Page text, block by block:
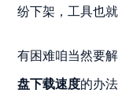
纷下架，工具也
有困难咱当然要
盘下载速度的办法